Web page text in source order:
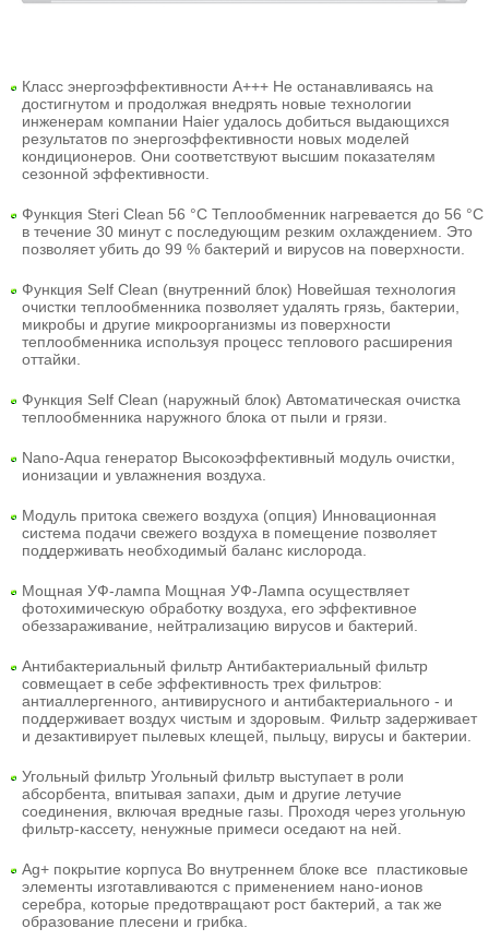
Класс энергоэффективности A+++ Не останавливаясь на
достигнутом и продолжая внедрять новые технологии
инженерам компании Haier удалось добиться выдающихся
результатов по энергоэффективности новых моделей
кондиционеров. Они соответствуют высшим показателям
сезонной эффективности.
Функция Steri Clean 56 °C Теплообменник нагревается до 56 °C
в течение 30 минут с последующим резким охлаждением. Это
позволяет убить до 99 % бактерий и вирусов на поверхности.
Функция Self Clean (внутренний блок) Новейшая технология
очистки теплообменника позволяет удалять грязь, бактерии,
микробы и другие микроорганизмы из поверхности
теплообменника используя процесс теплового расширения
оттайки.
Функция Self Clean (наружный блок) Автоматическая очистка
теплообменника наружного блока от пыли и грязи.
Nano-Aqua генератор Высокоэффективный модуль очистки,
ионизации и увлажнения воздуха.
Модуль притока свежего воздуха (опция) Инновационная
система подачи свежего воздуха в помещение позволяет
поддерживать необходимый баланс кислорода.
Мощная УФ-лампа Мощная УФ-Лампа осуществляет
фотохимическую обработку воздуха, его эффективное
обеззараживание, нейтрализацию вирусов и бактерий.
Антибактериальный фильтр Антибактериальный фильтр
совмещает в себе эффективность трех фильтров:
антиаллергенного, антивирусного и антибактериального - и
поддерживает воздух чистым и здоровым. Фильтр задерживает
и дезактивирует пылевых клещей, пыльцу, вирусы и бактерии.
Угольный фильтр Угольный фильтр выступает в роли
абсорбента, впитывая запахи, дым и другие летучие
соединения, включая вредные газы. Проходя через угольную
фильтр-кассету, ненужные примеси оседают на ней.
Ag+ покрытие корпуса Во внутреннем блоке все пластиковые
элементы изготавливаются с применением нано-ионов
серебра, которые предотвращают рост бактерий, а так же
образование плесени и грибка.